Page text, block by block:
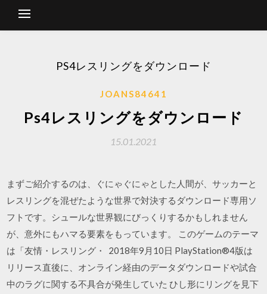
PS4レスリングをダウンロード
JOANS84641
Ps4レスリングをダウンロード
15.01.2021
まずご紹介するのは、ぐにゃぐにゃとした人間が、サッカーと
レスリングを混ぜたような世界で対決するダウンロード専用ソ
フトです。シュールな世界観にびっくりするかもしれません
が、意外にもハマる要素をもっています。 このゲームのテーマ
は「友情・レスリング・ 2018年9月10日 PlayStation®4版は
リリース直後に、オンライン経由のデータダウンロードや試合
中のラグに関する不具合が発生していた ひし形にリングを見下